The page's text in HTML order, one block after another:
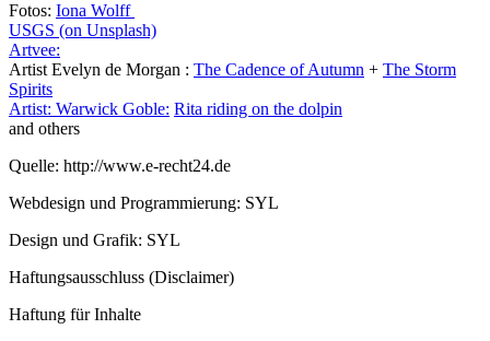
Fotos: Iona Wolff
USGS (on Unsplash)
Artvee:
Artist Evelyn de Morgan : The Cadence of Autumn + The Storm
Spirits
Artist: Warwick Goble: Rita riding on the dolpin
and others
Quelle: http://www.e-recht24.de
Webdesign und Programmierung: SYL
Design und Grafik: SYL
Haftungsausschluss (Disclaimer)
Haftung für Inhalte